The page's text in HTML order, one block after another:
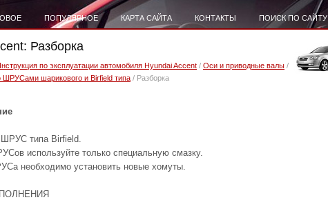
ПОПУЛЯРНОЕ КАРТА САЙТА КОНТАКТЫ ПОИСК ПО САЙТУ
Разборка
по эксплуатации автомобиля Hyundai Accent / Оси и приводные валы /
ШРУСами шарикового и Birfield типа / Разборка
ШРУС типа Birfield.
используйте только специальную смазку.
необходимо установить новые хомуты.